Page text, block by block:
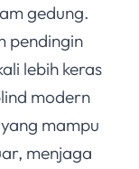
gedung.
pendingin
lebih keras
modern
mampu
menjaga